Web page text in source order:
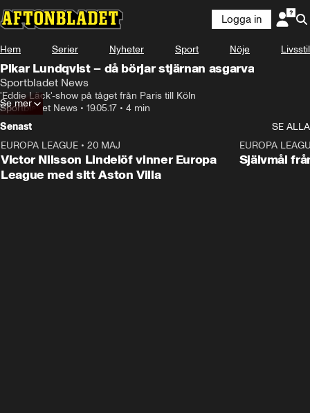
Logga in
Hem Serier Nyheter Sport Nöje Livsstil
Pikar Lundqvist – då börjar stjärnan asgarva
Sportbladet News
'Eddie Läck'-show på tåget från Paris till Köln
Sportbladet News • 19.05.17 • 4 min
Se mer
Senast
SE ALLA
EUROPA LEAGUE • 20 MAJ
Victor Nilsson Lindelöf vinner Europa
League med sitt Aston Villa
EUROPA
Självmål